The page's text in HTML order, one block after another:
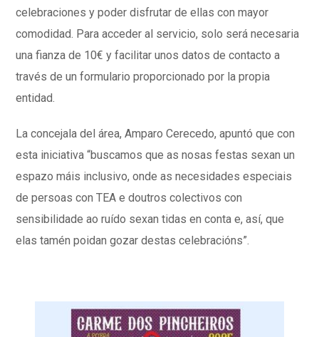
celebraciones y poder disfrutar de ellas con mayor
comodidad. Para acceder al servicio, solo será necesaria
una fianza de 10€ y facilitar unos datos de contacto a
través de un formulario proporcionado por la propia
entidad.
La concejala del área, AmparoCerecedo, apuntó que con
esta iniciativa “buscamos que as nosas festas sexan un
espazo máis inclusivo, onde as necesidades especiais
de persoas con TEA e doutros colectivos con
sensibilidade ao ruído sexan tidas en conta e, así, que
elas tamén poidan gozar destas celebracións”.